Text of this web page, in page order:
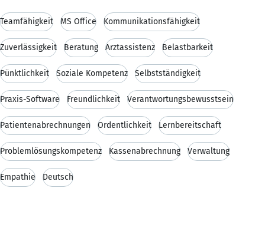
Teamfähigkeit MS Office Kommunikationsfähigkeit
Zuverlässigkeit Beratung Arztassistenz Belastbarkeit
Pünktlichkeit Soziale Kompetenz Selbstständigkeit
Praxis-Software Freundlichkeit Verantwortungsbewusstsein
Patientenabrechnungen Ordentlichkeit Lernbereitschaft
Problemlösungskompetenz Kassenabrechnung Verwaltung
Empathie Deutsch